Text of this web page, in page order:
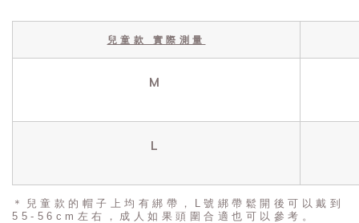
兒童款 實際測量
M
L
＊兒童款的帽子上均有綁帶，L號綁帶鬆開後可以戴到
55-56cm左右，成人如果頭圍合適也可以參考。